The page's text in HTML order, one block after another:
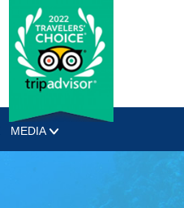
MEDIA